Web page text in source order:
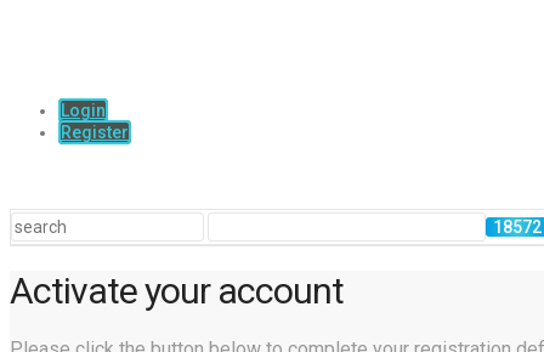
Login
Register
Activate your account